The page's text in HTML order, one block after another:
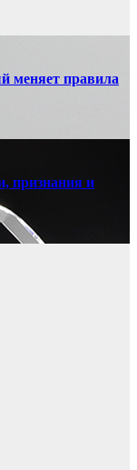
меняет правила
признания и